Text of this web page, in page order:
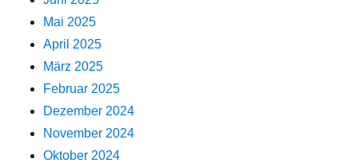
Mai 2025
April 2025
März 2025
Februar 2025
Dezember 2024
November 2024
Oktober 2024